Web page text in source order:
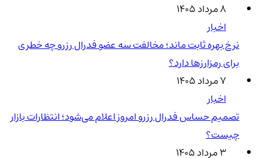
۸ مرداد ۱۴۰۵
اخبار
نرخ بهره ثابت ماند؛ مخالفت سه عضو فدرال رزرو چه خطری
برای رمزارزها دارد؟
۷ مرداد ۱۴۰۵
اخبار
تصمیم حساس فدرال رزرو امروز اعلام می‌شود؛ انتظارات بازار
چیست؟
۳ مرداد ۱۴۰۵